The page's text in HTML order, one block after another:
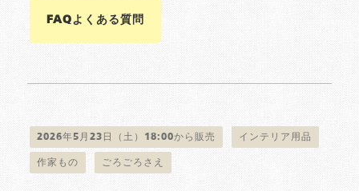
FAQよくある質問
2026年5月23日（土）18:00から販売 インテリア用品
作家もの ごろごろさえ